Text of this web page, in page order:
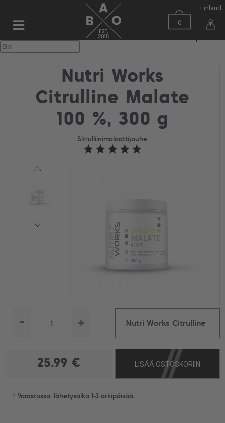
0
Finland
▼
Nutri Works
Citrulline Malate
100 %, 300 g
Sitrulliinimalaattijauhe
- + Nutri Works Citrulline
Malate 100 %, 300 g
25.99 € LISÄÄ OSTOSKORIIN
• Varastossa, lähetysaika 1-3 arkipäivää.